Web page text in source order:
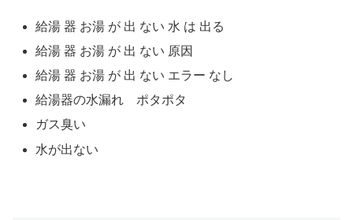
給湯 器 お湯 が 出 ない 水 は 出る
給湯 器 お湯 が 出 ない 原因
給湯 器 お湯 が 出 ない エラー なし
給湯器の水漏れ ポタポタ
ガス臭い
水が出ない